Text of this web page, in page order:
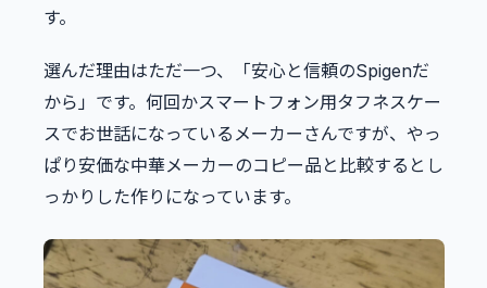
す。
選んだ理由はただ一つ、「安心と信頼のSpigenだ
から」です。何回かスマートフォン用タフネスケー
スでお世話になっているメーカーさんですが、やっ
ぱり安価な中華メーカーのコピー品と比較するとし
っかりした作りになっています。